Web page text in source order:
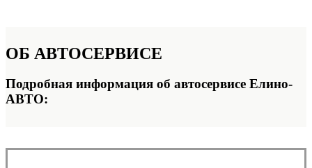
ОБ АВТОСЕРВИСЕ
Подробная информация об автосервисе Елино-
АВТО: